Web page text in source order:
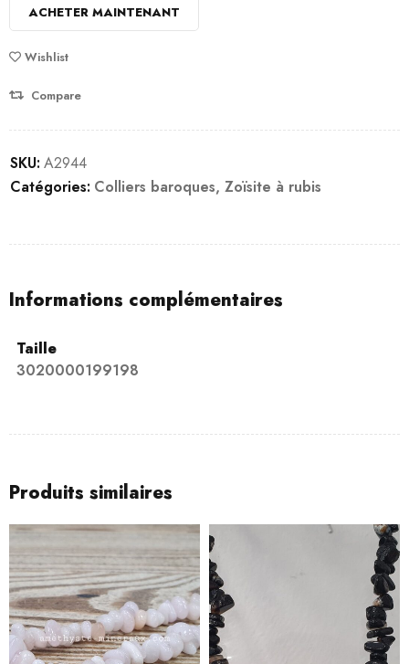
ACHETER MAINTENANT
Wishlist
Compare
SKU: A2944
Catégories: Colliers baroques, Zoïsite à rubis
Informations complémentaires
Taille
3020000199198
Produits similaires